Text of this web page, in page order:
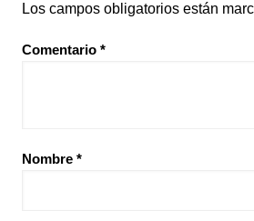
Los campos obligatorios están
Comentario *
Nombre *